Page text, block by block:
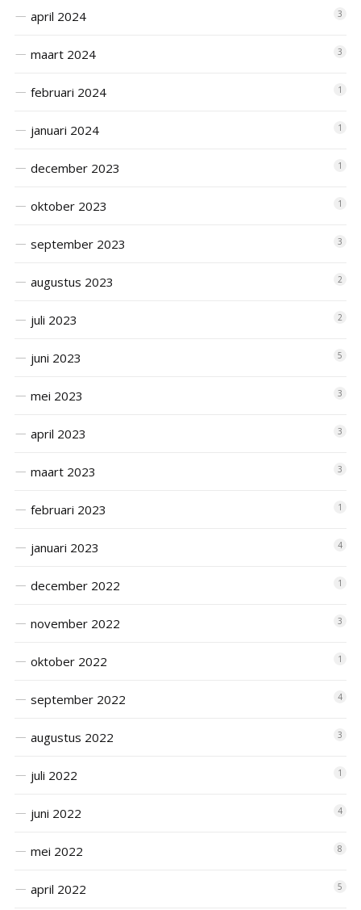
april 2024 3
maart 2024 3
februari 2024 1
januari 2024 1
december 2023 1
oktober 2023 1
september 2023 3
augustus 2023 2
juli 2023 2
juni 2023 5
mei 2023 3
april 2023 3
maart 2023 3
februari 2023 1
januari 2023 4
december 2022 1
november 2022 3
oktober 2022 1
september 2022 4
augustus 2022 3
juli 2022 1
juni 2022 4
mei 2022 8
april 2022 5